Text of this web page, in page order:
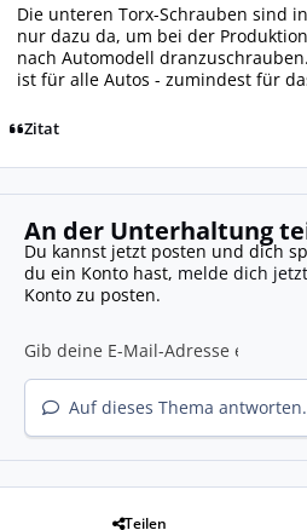
Die unteren Torx-Schrauben sind
nur dazu da, um bei der
nach Automodell
ist für alle Autos - zumindest für
Zitat
An der Unterhaltung
Du kannst jetzt posten und dich
du ein Konto hast, melde dich
Konto zu posten.
Auf dieses Thema
Teilen